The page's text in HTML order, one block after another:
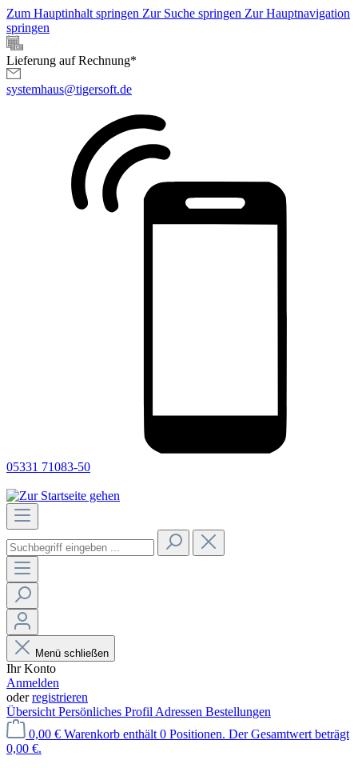
Zum Hauptinhalt springen Zur Suche springen Zur Hauptnavigation
springen
Lieferung auf Rechnung*
systemhaus@tigersoft.de
05331 71083-50
Menü schließen
Ihr Konto
Anmelden
oderregistrieren
Übersicht Persönliches Profil Adressen Bestellungen
0,00 € Warenkorb enthält 0 Positionen. Der Gesamtwert beträgt
0,00 €.